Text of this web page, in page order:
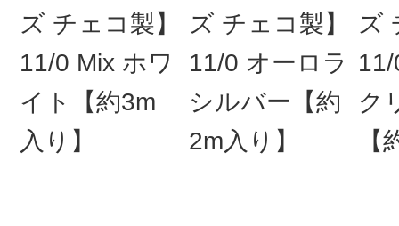
ズ チェコ製】
11/0 Mix ホワ
イト【約3m
入り】
ズ チェコ製】
11/0 オーロラ
シルバー【約
2m入り】
ズ
ク